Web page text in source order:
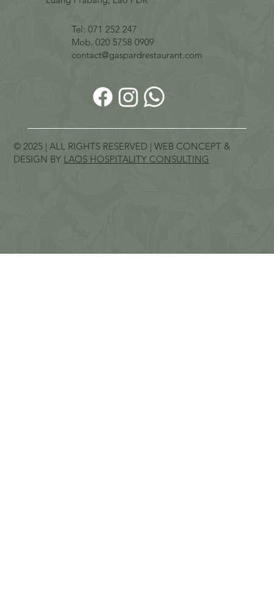
© 2025 | ALL RIGHTS RESERVED | WEB CONCEPT &
DESIGN BY LAOS HOSPITALITY CONSULTING
Tel: 071 252 247
Mob. 020 5758 0909
contact@gaspardrestaurant.com